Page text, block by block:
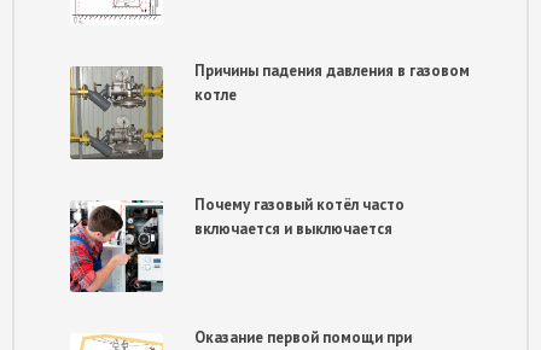
Причины падения давления в газовом
котле
Почему газовый котёл часто
включается и выключается
Оказание первой помощи при